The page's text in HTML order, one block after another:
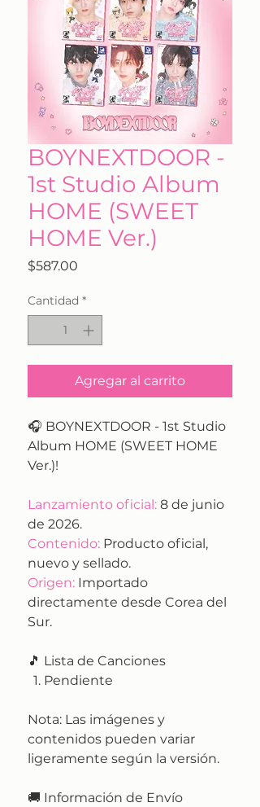
BOYNEXTDOOR -
1st Studio Album
HOME (SWEET
HOME Ver.)
$587.00
Cantidad *
Agregar al carrito
🎧 BOYNEXTDOOR - 1st Studio
Album HOME (SWEET HOME
Ver.)!
Lanzamiento oficial: 8 de junio
de 2026.
Contenido: Producto oficial,
nuevo y sellado.
Origen: Importado
directamente desde Corea del
Sur.
🎵 Lista de Canciones
Pendiente
Nota: Las imágenes y
contenidos pueden variar
ligeramente según la versión.
🚚 Información de Envío